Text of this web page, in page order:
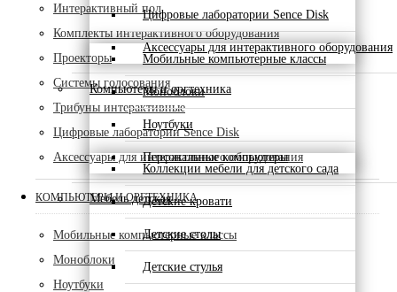
Цифровые лаборатории Sence Disk
Аксессуары для интерактивного оборудования
Компьютеры и оргтехника
Мобильные компьютерные классы
Моноблоки
Ноутбуки
Персональные компьютеры
Мебель детская
Коллекции мебели для детского сада
Детские кровати
Детские столы
Детские стулья
Интерактивный пол
Комплекты интерактивного оборудования
Проекторы
Системы голосования
Трибуны интерактивные
Цифровые лаборатории Sence Disk
Аксессуары для интерактивного оборудования
КОМПЬЮТЕРЫ И ОРГТЕХНИКА
Мобильные компьютерные классы
Моноблоки
Ноутбуки